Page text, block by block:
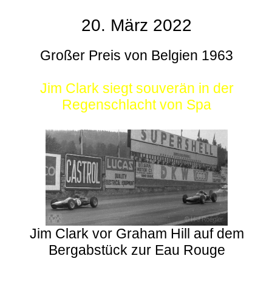
20. März 2022
Großer Preis von Belgien 1963
Jim Clark siegt souverän in der
Regenschlacht von Spa
Jim Clark vor Graham Hill auf dem
Bergabstück zur Eau Rouge